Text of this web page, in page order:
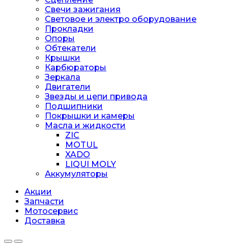
Свечи зажигания
Световое и электро оборудование
Прокладки
Опоры
Обтекатели
Крышки
Карбюраторы
Зеркала
Двигатели
Звезды и цепи привода
Подшипники
Покрышки и камеры
Масла и жидкости
ZIC
MOTUL
XADO
LIQUI MOLY
Аккумуляторы
Акции
Запчасти
Мотосервис
Доставка